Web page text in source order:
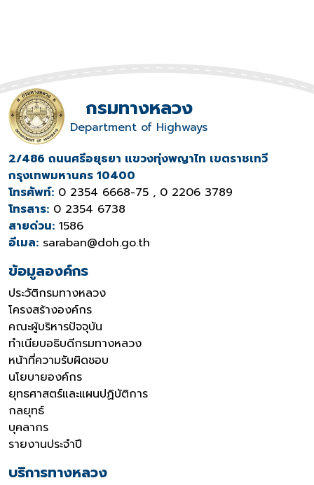
กรมทางหลวง
Department of Highways
2/486 ถนนศรีอยุธยา แขวงทุ่งพญาไท เขตราชเทวี
กรุงเทพมหานคร 10400
โทรศัพท์: 0 2354 6668-75 , 0 2206 3789
โทรสาร: 0 2354 6738
สายด่วน: 1586
อีเมล: saraban@doh.go.th
ข้อมูลองค์กร
ประวัติกรมทางหลวง
โครงสร้างองค์กร
คณะผู้บริหารปัจจุบัน
ทำเนียบอธิบดีกรมทางหลวง
หน้าที่ความรับผิดชอบ
นโยบายองค์กร
ยุทธศาสตร์และแผนปฏิบัติการ
กลยุทธ์
บุคลากร
รายงานประจำปี
บริการทางหลวง